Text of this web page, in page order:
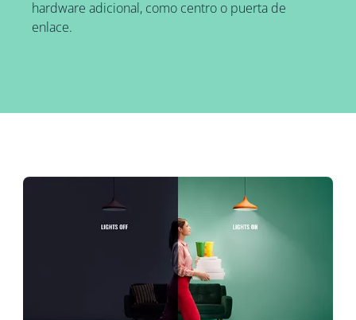
hardware adicional, como centro o puerta de
enlace.